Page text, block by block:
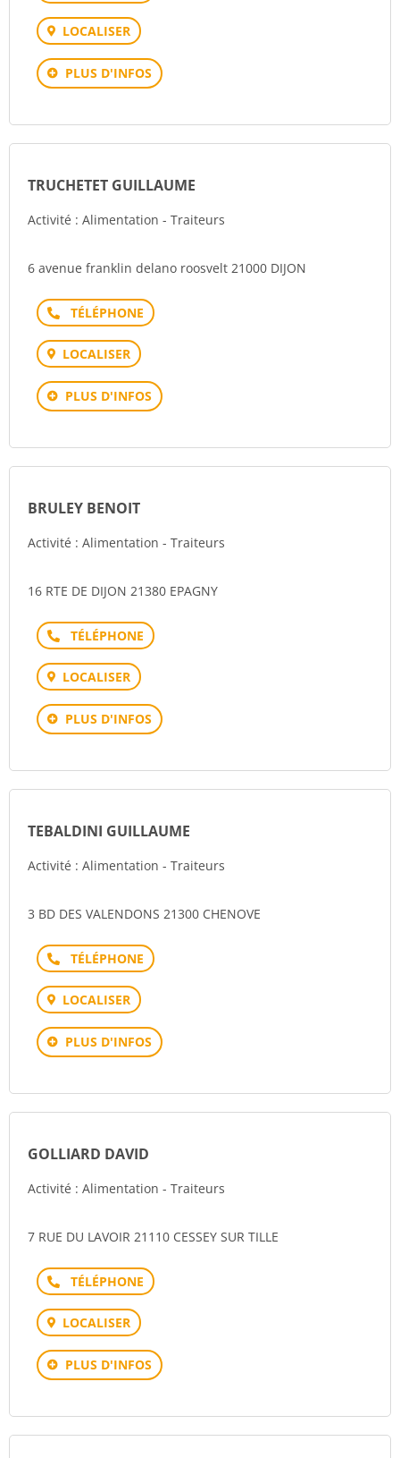
LOCALISER
PLUS D'INFOS
TRUCHETET GUILLAUME
Activité : Alimentation - Traiteurs
6 avenue franklin delano roosvelt 21000 DIJON
Téléphone
LOCALISER
PLUS D'INFOS
BRULEY BENOIT
Activité : Alimentation - Traiteurs
16 RTE DE DIJON 21380 EPAGNY
Téléphone
LOCALISER
PLUS D'INFOS
TEBALDINI GUILLAUME
Activité : Alimentation - Traiteurs
3 BD DES VALENDONS 21300 CHENOVE
Téléphone
LOCALISER
PLUS D'INFOS
GOLLIARD DAVID
Activité : Alimentation - Traiteurs
7 RUE DU LAVOIR 21110 CESSEY SUR TILLE
Téléphone
LOCALISER
PLUS D'INFOS